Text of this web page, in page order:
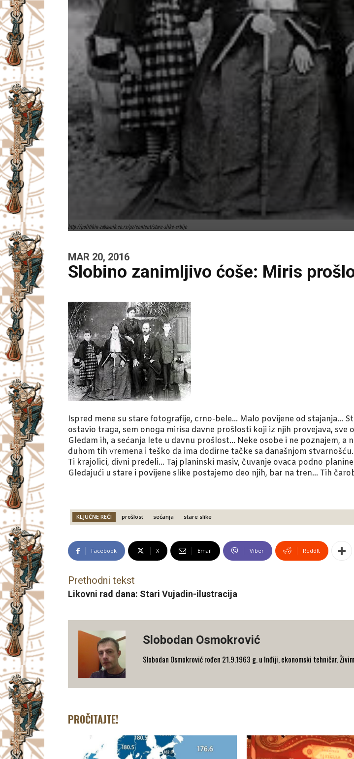
http://politikin-zabavnik.co.rs/pz/content/stare-slike-srbije
MAR 20, 2016
Slobino zanimljivo ćoše: Miris
Ispred mene su stare fotografije, crno-bele… Malo povijene od stajanja…
ostavio traga, sem onoga mirisa davne prošlosti koji iz njih provejava, sve
Gledam ih, a sećanja lete u davnu prošlost… Neke osobe i ne poznajem, a
duhom tih vremena i teško da ima dodirne tačke sa današnjom stvarnošću.
Ti krajolici, divni predeli… Taj planinski masiv, čuvanje ovaca podno
Gledajući u stare i povijene slike postajemo deo njih, bar na tren… Tih
KLJUČNE REČI prošlost sećanja stare slike
Facebook X Email Viber ReddIt
Prethodni tekst
Likovni rad dana: Stari Vujadin-ilustracija
Slobodan Osmokrović
Slobodan Osmokrović rođen 21.9.1963 g. u Inđiji, ekonomski tehničar.
PROČITAJTE!